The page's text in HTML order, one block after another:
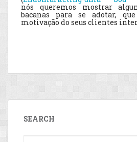
nós queremos mostrar
bacanas para se adotar,
motivação do seus clientes
SEARCH